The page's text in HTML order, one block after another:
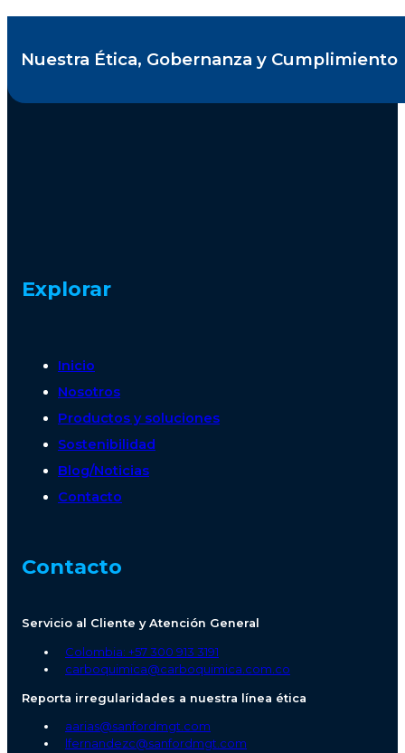
Nuestra Ética, Gobernanza y Cumplimiento
Explorar
Inicio
Nosotros
Productos y soluciones
Sostenibilidad
Blog/Noticias
Contacto
Contacto
Servicio al Cliente y Atención General
Colombia: +57 300 913 3191
carboquimica@carboquimica.com.co
Reporta irregularidades a nuestra línea ética
aarias@sanfordmgt.com
lfernandezc@sanfordmgt.com